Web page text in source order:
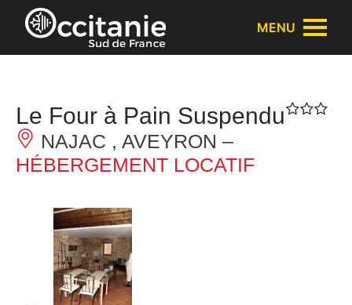
Panneau de gestion des cookies
MENU
Le Four à Pain Suspendu
NAJAC , AVEYRON –
HÉBERGEMENT LOCATIF